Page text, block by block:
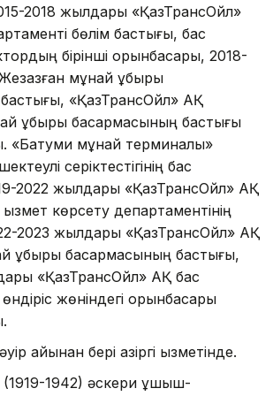
2018 жылдары «ҚазТрансОйл»
бөлім бастығы, бас
бірінші орынбасары, 2018-
мұнай құбыры
«ҚазТрансОйл» АҚ
құбыры басқармасының бастығы
«Батуми мұнай терминалы»
серіктестігінің бас
2022 жылдары «ҚазТрансОйл» АҚ
көрсету департаментінің
2023 жылдары «ҚазТрансОйл» АҚ
құбыры басқармасының бастығы,
«ҚазТрансОйл» АҚ бас
жөніндегі орынбасары
айынан бері қазіргі қызметінде.
1942) әскери ұшқыш-